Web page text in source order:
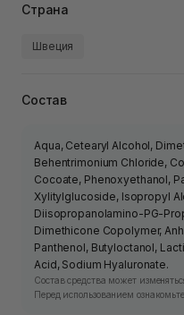
Страна
Швеция
Состав
Aqua, Cetearyl Alcohol,
Behentrimonium Chloride,
Cocoate, Phenoxyethanol,
Xylitylglucoside, Isopropyl
Diisopropanolamino-PG-
Dimethicone Copolymer,
Panthenol, Butyloctanol,
Acid, Sodium Hyaluronate.
Состав средства может
Перед использованием